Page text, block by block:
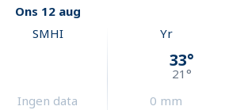
Ons 12 aug
SMHI
Ingen data
Yr
33°
21°
0 mm